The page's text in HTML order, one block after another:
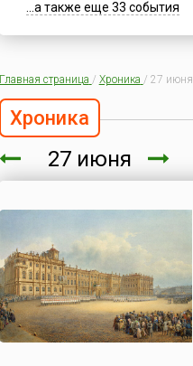
...а также еще 33 события
Главная страница / Хроника / 27 июня
Хроника
27 июня